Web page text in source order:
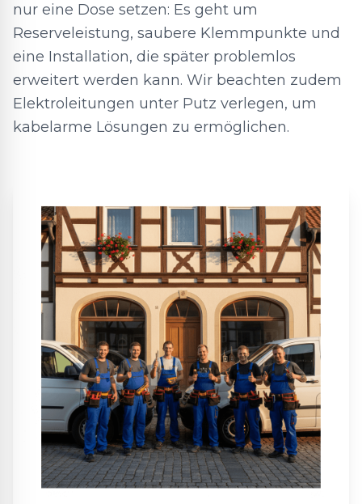
nur eine Dose setzen: Es geht um
Reserveleistung, saubere Klemmpunkte und
eine Installation, die später problemlos
erweitert werden kann. Wir beachten zudem
Elektroleitungen unter Putz verlegen, um
kabelarme Lösungen zu ermöglichen.